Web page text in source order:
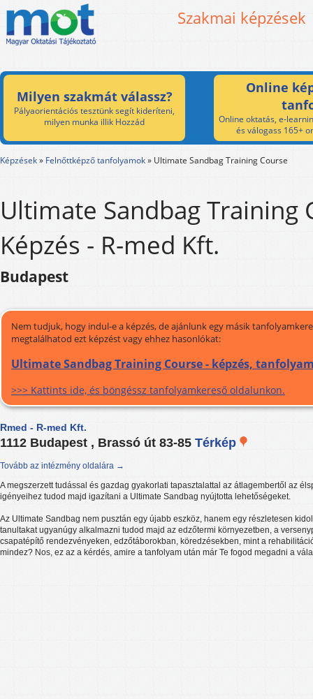
Szakmai képzések
Milyen szakmát válassz?
Pályaorientációs tesztünk segít kideríteni,
milyen munka illik Hozzád
Online
Online oktatás, e-
és válogass 165+
Képzések» Felnőttképző tanfolyamok» Ultimate Sandbag Training Course
Ultimate Sandbag Training
Képzés - R-med Kft.
Budapest
Nem tudjuk, hogy indul-e a képzés, de ajánlunk egy másik
megtalálhatod ezt képzést vagy ehhez hasonlókat:
Ultimate Sandbag Training Course - képzés,
>>> Kattints ide, és böngéssz tanfolyamkereső oldalunkon.
Rmed - R-med Kft.
1112 Budapest , Brassó út 83-85 Térkép
Tovább az intézmény oldalára →
A megszerzett tudással és gazdag gyakorlati tapasztalattal az átlagembertől az
igényeihez tudod majd igazítani a Ultimate Sandbag nyújtotta lehetőségeket.
Az Ultimate Sandbag nem pusztán egy újabb eszköz, hanem egy részletesen
tanultakat ugyanúgy alkalmazni tudod majd az edzőtermi környezetben, a
csapatépítő rendezvényeken, edzőtáborokban, köredzésekben, mint a
mindez? Nos, ez az a kérdés, amire a tanfolyam után már Te fogod megadni a